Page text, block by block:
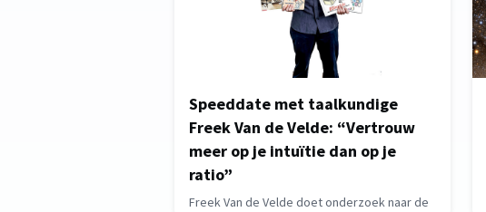
Speeddate met taalkundige
Freek Van de Velde: “Vertrouw
meer op je intuïtie dan op je
ratio”
Freek Van de Velde doet onderzoek naar de